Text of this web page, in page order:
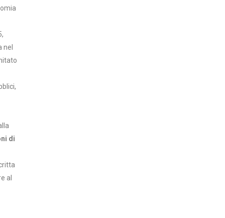
nel
di
al